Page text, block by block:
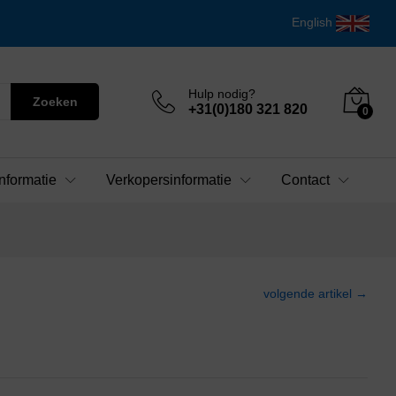
English
Zoeken
Hulp nodig?
+31(0)180 321 820 0
Verkopersinformatie Contact
volgende artikel →